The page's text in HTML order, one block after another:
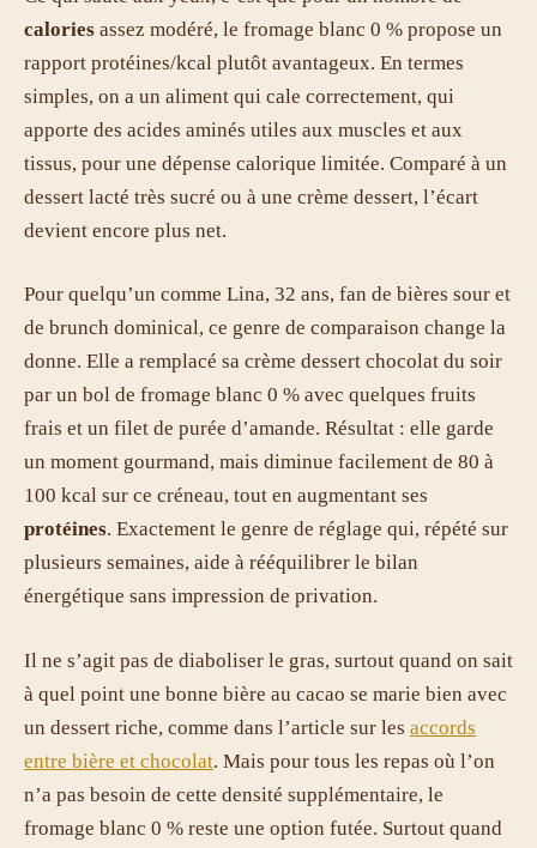
calories assez modéré, le fromage blanc 0 % propose un
rapport protéines/kcal plutôt avantageux. En termes
simples, on a un aliment qui cale correctement, qui
apporte des acides aminés utiles aux muscles et aux
tissus, pour une dépense calorique limitée. Comparé à un
dessert lacté très sucré ou à une crème dessert, l’écart
devient encore plus net.
Pour quelqu’un comme Lina, 32 ans, fan de bières sour et
de brunch dominical, ce genre de comparaison change la
donne. Elle a remplacé sa crème dessert chocolat du soir
par un bol de fromage blanc 0 % avec quelques fruits
frais et un filet de purée d’amande. Résultat : elle garde
un moment gourmand, mais diminue facilement de 80 à
100 kcal sur ce créneau, tout en augmentant ses
protéines. Exactement le genre de réglage qui, répété sur
plusieurs semaines, aide à rééquilibrer le bilan
énergétique sans impression de privation.
Il ne s’agit pas de diaboliser le gras, surtout quand on sait
à quel point une bonne bière au cacao se marie bien avec
un dessert riche, comme dans l’article sur les accords
entre bière et chocolat. Mais pour tous les repas où l’on
n’a pas besoin de cette densité supplémentaire, le
fromage blanc 0 % reste une option futée. Surtout quand